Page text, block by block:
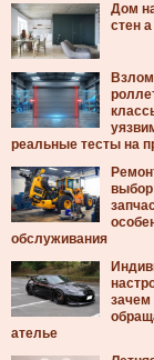
Дом
стен
реальные тесты на
выбор
обслуживания
ателье